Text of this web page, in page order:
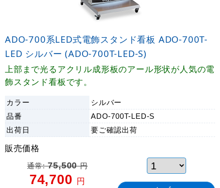
ADO-700系LED式電飾スタンド看板 ADO-700T-
LED シルバー (ADO-700T-LED-S)
上部まで光るアクリル成形板のアール形状が人気の電
飾スタンド看板です。
カラー
シルバー
品番
ADO-700T-LED-S
出荷日 要ご確認出荷
販売価格
通常:75,500円
74,700 円